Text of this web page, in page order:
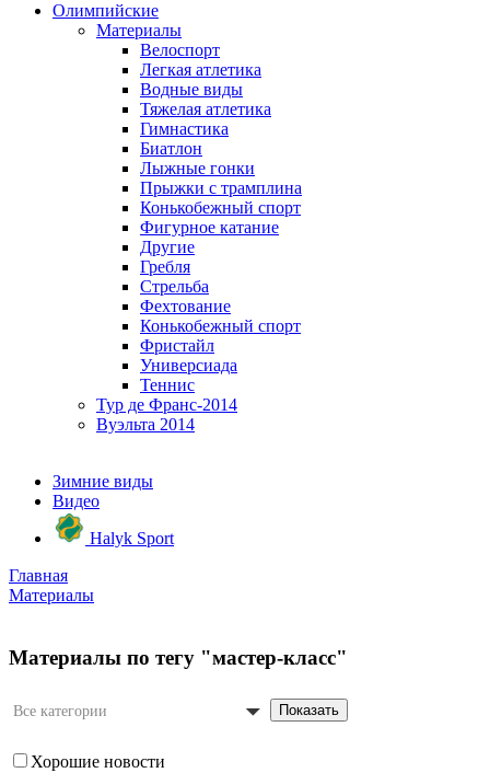
Олимпийские
Материалы
Велоспорт
Легкая атлетика
Водные виды
Тяжелая атлетика
Гимнастика
Биатлон
Лыжные гонки
Прыжки с трамплина
Конькобежный спорт
Фигурное катание
Другие
Гребля
Стрельба
Фехтование
Конькобежный спорт
Фристайл
Универсиада
Теннис
Тур де Франс-2014
Вуэльта 2014
Зимние виды
Видео
Halyk Sport
Главная
Материалы
Материалы по тегу "мастер-класс"
Все категории Показать
Хорошие новости